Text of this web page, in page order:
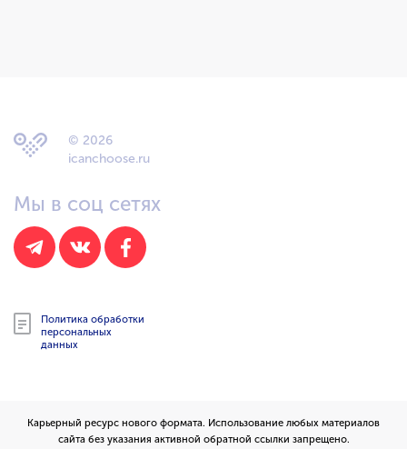
© 2026
icanchoose.ru
Мы в соц сетях
Политика обработки
персональных
данных
Карьерный ресурс нового формата. Использование любых материалов
сайта без указания активной обратной ссылки запрещено.